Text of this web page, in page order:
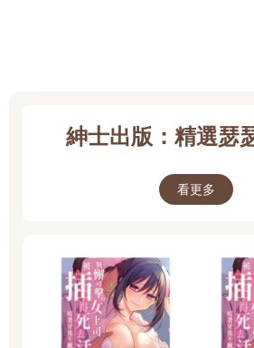
紳士出版：精選瑟
看更多